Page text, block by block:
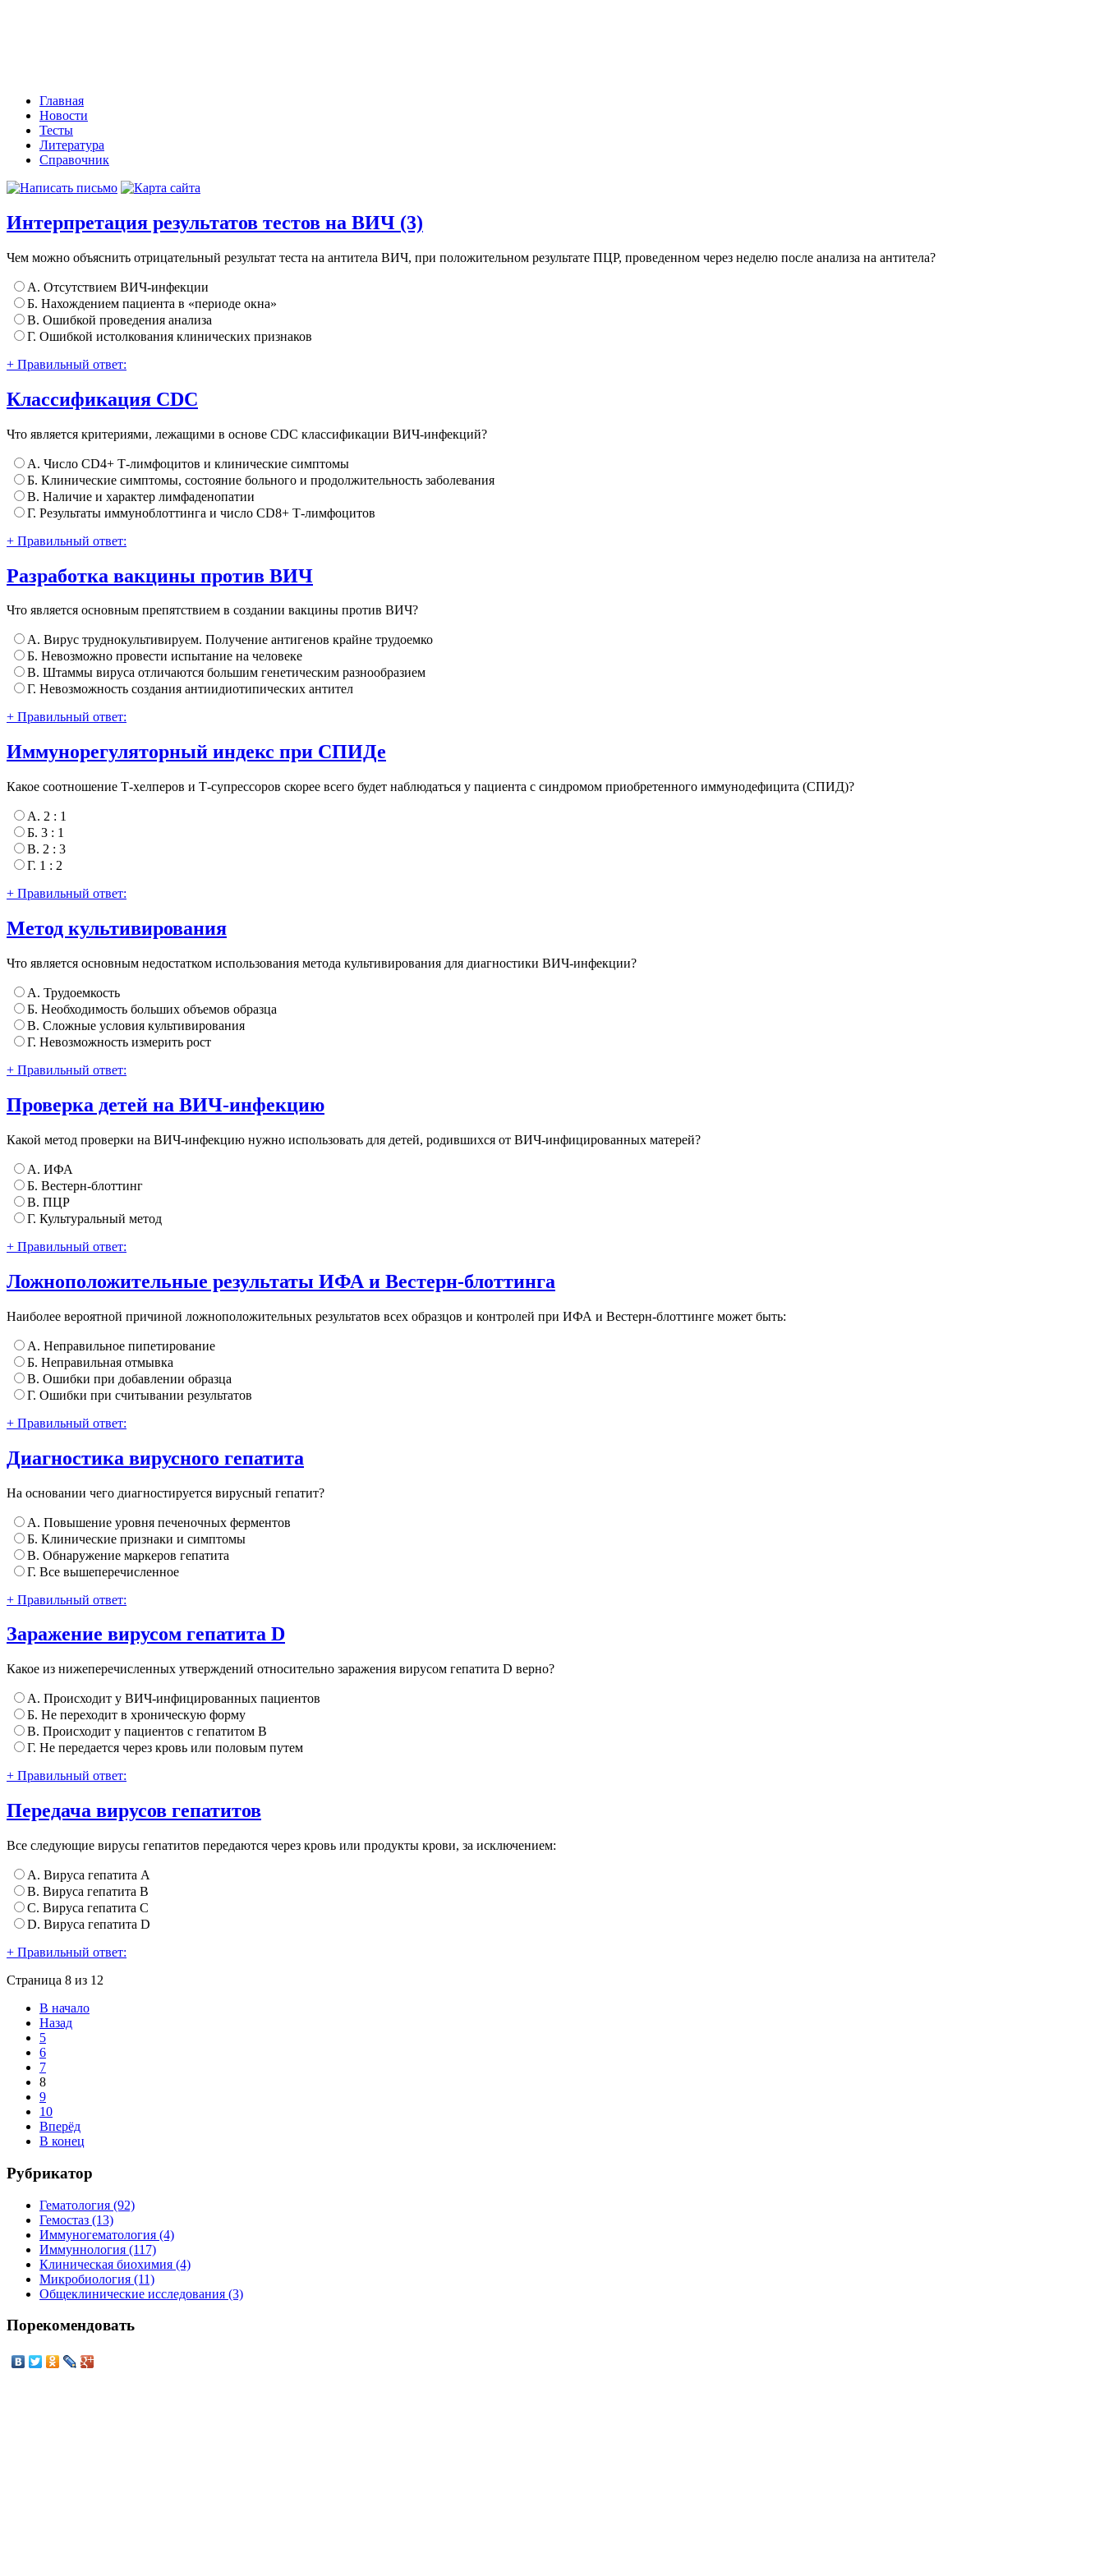
Главная
Новости
Тесты
Литература
Справочник
Интерпретация результатов тестов на ВИЧ (3)
Чем можно объяснить отрицательный результат теста на антитела ВИЧ, при положительном результате ПЦР, проведенном через неделю после анализа на антитела?
А. Отсутствием ВИЧ-инфекции
Б. Нахождением пациента в «периоде окна»
В. Ошибкой проведения анализа
Г. Ошибкой истолкования клинических признаков
+ Правильный ответ:
Классификация CDC
Что является критериями, лежащими в основе CDC классификации ВИЧ-инфекций?
А. Число CD4+ Т-лимфоцитов и клинические симптомы
Б. Клинические симптомы, состояние больного и продолжительность заболевания
В. Наличие и характер лимфаденопатии
Г. Результаты иммуноблоттинга и число CD8+ Т-лимфоцитов
+ Правильный ответ:
Разработка вакцины против ВИЧ
Что является основным препятствием в создании вакцины против ВИЧ?
А. Вирус труднокультивируем. Получение антигенов крайне трудоемко
Б. Невозможно провести испытание на человеке
В. Штаммы вируса отличаются большим генетическим разнообразием
Г. Невозможность создания антиидиотипических антител
+ Правильный ответ:
Иммунорегуляторный индекс при СПИДе
Какое соотношение Т-хелперов и Т-супрессоров скорее всего будет наблюдаться у пациента с синдромом приобретенного иммунодефицита (СПИД)?
А. 2 : 1
Б. 3 : 1
В. 2 : 3
Г. 1 : 2
+ Правильный ответ:
Метод культивирования
Что является основным недостатком использования метода культивирования для диагностики ВИЧ-инфекции?
А. Трудоемкость
Б. Необходимость больших объемов образца
В. Сложные условия культивирования
Г. Невозможность измерить рост
+ Правильный ответ:
Проверка детей на ВИЧ-инфекцию
Какой метод проверки на ВИЧ-инфекцию нужно использовать для детей, родившихся от ВИЧ-инфицированных матерей?
А. ИФА
Б. Вестерн-блоттинг
В. ПЦР
Г. Культуральный метод
+ Правильный ответ:
Ложноположительные результаты ИФА и Вестерн-блоттинга
Наиболее вероятной причиной ложноположительных результатов всех образцов и контролей при ИФА и Вестерн-блоттинге может быть:
А. Неправильное пипетирование
Б. Неправильная отмывка
В. Ошибки при добавлении образца
Г. Ошибки при считывании результатов
+ Правильный ответ:
Диагностика вирусного гепатита
На основании чего диагностируется вирусный гепатит?
А. Повышение уровня печеночных ферментов
Б. Клинические признаки и симптомы
В. Обнаружение маркеров гепатита
Г. Все вышеперечисленное
+ Правильный ответ:
Заражение вирусом гепатита D
Какое из нижеперечисленных утверждений относительно заражения вирусом гепатита D верно?
А. Происходит у ВИЧ-инфицированных пациентов
Б. Не переходит в хроническую форму
В. Происходит у пациентов с гепатитом В
Г. Не передается через кровь или половым путем
+ Правильный ответ:
Передача вирусов гепатитов
Все следующие вирусы гепатитов передаются через кровь или продукты крови, за исключением:
А. Вируса гепатита А
B. Вируса гепатита B
С. Вируса гепатита С
D. Вируса гепатита D
+ Правильный ответ:
Страница 8 из 12
В начало
Назад
5
6
7
8
9
10
Вперёд
В конец
Рубрикатор
Гематология (92)
Гемостаз (13)
Иммуногематология (4)
Иммуннология (117)
Клиническая биохимия (4)
Микробиология (11)
Общеклинические исследования (3)
Порекомендовать